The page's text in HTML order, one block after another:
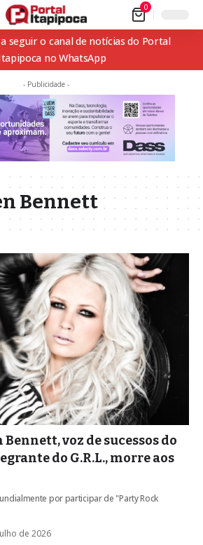
0
seguir o canal de notícias do Portal
no WhatsApp
- Publicidade -
Bennett
voz de sucessos do
do G.R.L., morre aos
por participar de "Party Rock
de 2026